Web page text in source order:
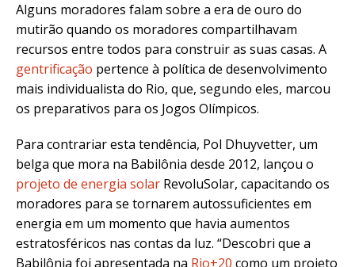
Alguns moradores falam sobre a era de ouro do
mutirão quando os moradores compartilhavam
recursos entre todos para construir as suas casas. A
gentrificação pertence à política de desenvolvimento
mais individualista do Rio, que, segundo eles, marcou
os preparativos para os Jogos Olímpicos.
Para contrariar esta tendência, Pol Dhuyvetter, um
belga que mora na Babilônia desde 2012, lançou o
projeto de energia solar RevoluSolar, capacitando os
moradores para se tornarem autossuficientes em
energia em um momento que havia aumentos
estratosféricos nas contas da luz. “Descobri que a
Babilônia foi apresentada na Rio+20 como um projeto